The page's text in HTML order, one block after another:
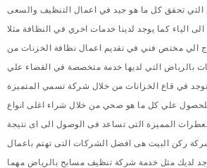
التي تحقق كل ما هو جيد في اعمال التنظيف والسعى
الياء كما يوجد لدينا خدمات اخري في النظافة مثلا
الي مختص فني في تقديم اعمال نظافة الخزنات من
بالرياض
التي لديها خدمة متخصصة في القضاء علي
توجد في قاع الخزانات من خلال شركة تسمي المتميزة
علي كل ما هو صحي من خلال شراء اغلى انواع
المميزة التى تساعد فى الوصول الى اى نتيجة
ركن البيت هى افضل الشركات التى تهتم باعمال
لديك مثل خدمة شركة تنظيف مسابح بالرياض مهما